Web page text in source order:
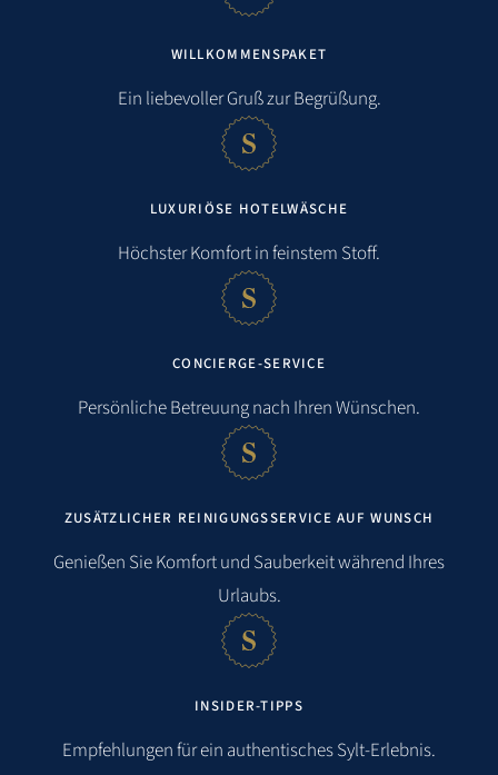
WILLKOMMENSPAKET
Ein liebevoller Gruß zur Begrüßung.
LUXURIÖSE HOTELWÄSCHE
Höchster Komfort in feinstem Stoff.
CONCIERGE-SERVICE
Persönliche Betreuung nach Ihren Wünschen.
ZUSÄTZLICHER REINIGUNGSSERVICE AUF WUNSCH
Genießen Sie Komfort und Sauberkeit während Ihres
Urlaubs.
INSIDER-TIPPS
Empfehlungen für ein authentisches Sylt-Erlebnis.